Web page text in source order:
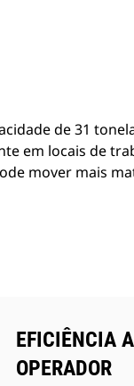
de 31
em locais de
mover mais
EFICIÊNCIA
OPERADOR